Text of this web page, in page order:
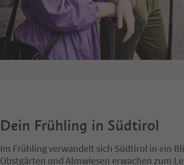
Dein Frühling in Südtirol
Im Frühling verwandelt sich Südtirol in ein
Obstgärten und Almwiesen erwachen zum